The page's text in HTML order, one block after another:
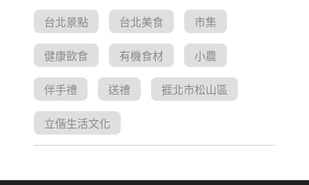
台北景點 台北美食 市集
健康飲食 有機食材 小農
伴手禮 送禮 捱北市松山區
立偕生活文化